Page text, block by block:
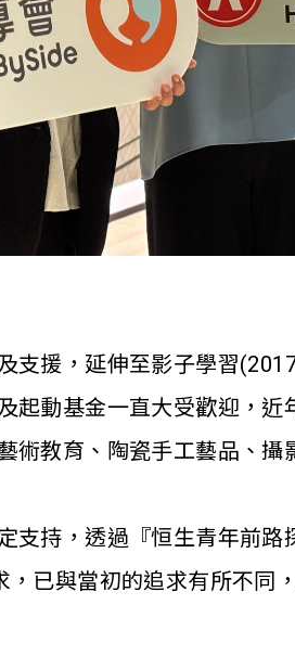
支援，延伸至影子學習
起動基金一直大受歡迎，
術教育 、 陶瓷手工藝品 、攝
持，透過『恒生青年前
已與當初的追求有所不同